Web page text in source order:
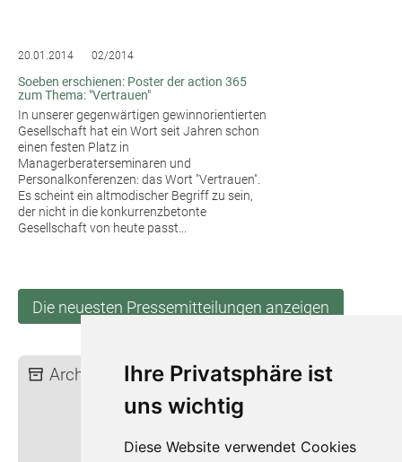
Ihre Privatsphäre ist
uns wichtig
Diese Website verwendet Cookies
20.01.2014 02/2014
Soeben erschienen: Poster der action 365
zum Thema: "Vertrauen"
In unserer gegenwärtigen gewinnorientierten
Gesellschaft hat ein Wort seit Jahren schon
einen festen Platz in
Managerberaterseminaren und
Personalkonferenzen: das Wort "Vertrauen".
Es scheint ein altmodischer Begriff zu sein,
der nicht in die konkurrenzbetonte
Gesellschaft von heute passt...
Die neuesten Pressemitteilungen anzeigen
Archiv: 2026 2025 2024
2023
2022
2021 2020
2018
2017 2016
2014
2013 2012
2011